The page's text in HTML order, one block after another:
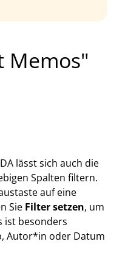
Memos"
lässt sich auch die
Spalten filtern.
auf eine
Sie Filter setzen, um
ist besonders
Autor*in oder Datum